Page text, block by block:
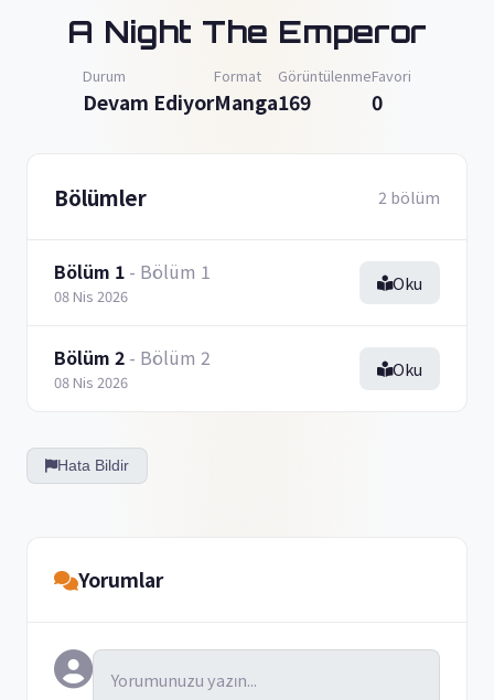
A Night The Emperor
Durum
Devam Ediyor
Format
Manga
Görüntülenme
169
Favori
0
Bölümler 2 bölüm
Bölüm 1 - Bölüm 1
08 Nis 2026
Oku
Bölüm 2 - Bölüm 2
08 Nis 2026
Oku
Hata Bildir
Yorumlar